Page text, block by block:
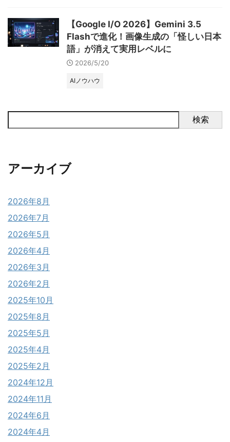
【Google I/O 2026】Gemini 3.5
Flashで進化！画像生成の「怪しい日本
語」が消えて実用レベルに
2026/5/20
AIノウハウ
検索
アーカイブ
2026年8月
2026年7月
2026年5月
2026年4月
2026年3月
2026年2月
2025年10月
2025年8月
2025年5月
2025年4月
2025年2月
2024年12月
2024年11月
2024年6月
2024年4月